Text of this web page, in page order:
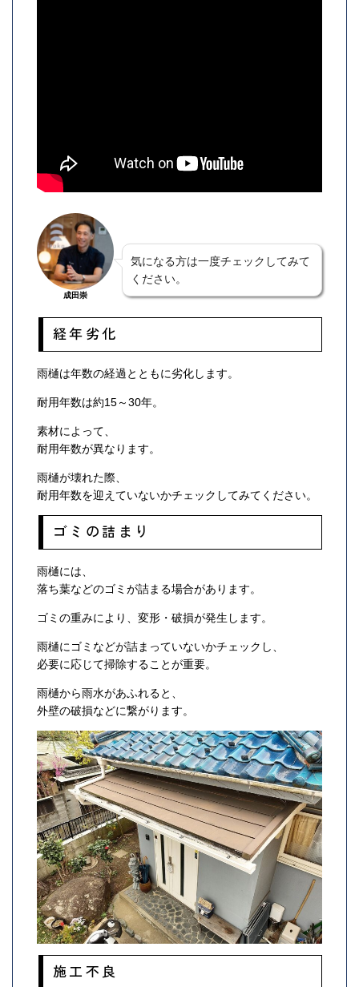
成田崇
気になる方は一度チェックしてみて
ください。
経年劣化
雨樋は年数の経過とともに劣化します。
耐用年数は約15～30年。
素材によって、
耐用年数が異なります。
雨樋が壊れた際、
耐用年数を迎えていないかチェックしてみてください。
ゴミの詰まり
雨樋には、
落ち葉などのゴミが詰まる場合があります。
ゴミの重みにより、変形・破損が発生します。
雨樋にゴミなどが詰まっていないかチェックし、
必要に応じて掃除することが重要。
雨樋から雨水があふれると、
外壁の破損などに繋がります。
施工不良